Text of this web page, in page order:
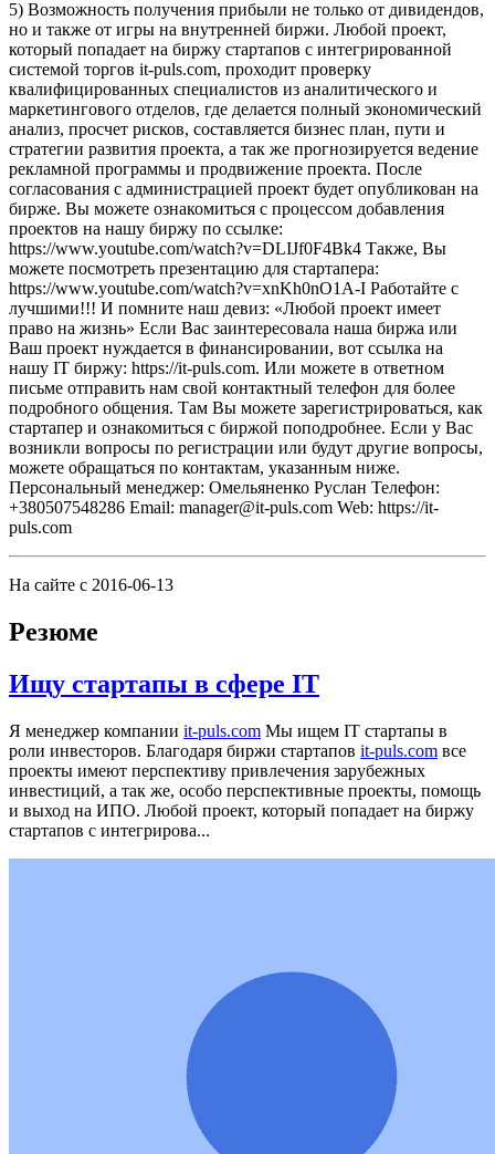
5) Возможность получения прибыли не только от дивидендов,
но и также от игры на внутренней биржи. Любой проект,
который попадает на биржу стартапов с интегрированной
системой торгов it-puls.com, проходит проверку
квалифицированных специалистов из аналитического и
маркетингового отделов, где делается полный экономический
анализ, просчет рисков, составляется бизнес план, пути и
стратегии развития проекта, а так же прогнозируется ведение
рекламной программы и продвижение проекта. После
согласования с администрацией проект будет опубликован на
бирже. Вы можете ознакомиться с процессом добавления
проектов на нашу биржу по ссылке:
https://www.youtube.com/watch?v=DLIJf0F4Bk4 Также, Вы
можете посмотреть презентацию для стартапера:
https://www.youtube.com/watch?v=xnKh0nO1A-I Работайте с
лучшими!!! И помните наш девиз: «Любой проект имеет
право на жизнь» Если Вас заинтересовала наша биржа или
Ваш проект нуждается в финансировании, вот ссылка на
нашу IT биржу: https://it-puls.com. Или можете в ответном
письме отправить нам свой контактный телефон для более
подробного общения. Там Вы можете зарегистрироваться, как
стартапер и ознакомиться с биржой поподробнее. Если у Вас
возникли вопросы по регистрации или будут другие вопросы,
можете обращаться по контактам, указанным ниже.
Персональный менеджер: Омельяненко Руслан Телефон:
+380507548286 Email: manager@it-puls.com Web: https://it-
puls.com
На сайте с 2016-06-13
Резюме
Ищу стартапы в сфере IT
Я менеджер компании it-puls.com Мы ищем IT стартапы в
роли инвесторов. Благодаря биржи стартапов it-puls.com все
проекты имеют перспективу привлечения зарубежных
инвестиций, а так же, особо перспективные проекты, помощь
и выход на ИПО. Любой проект, который попадает на биржу
стартапов с интегрирова...